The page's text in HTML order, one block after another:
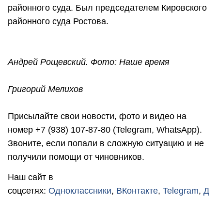
районного суда. Был председателем Кировского
районного суда Ростова.
Андрей Рощевский. Фото: Наше время
Григорий Мелихов
Присылайте свои новости, фото и видео на
номер +7 (938) 107-87-80 (Telegram, WhatsApp).
Звоните, если попали в сложную ситуацию и не
получили помощи от чиновников.
Наш сайт в
соцсетях: Одноклассники, ВКонтакте, Telegram, Д